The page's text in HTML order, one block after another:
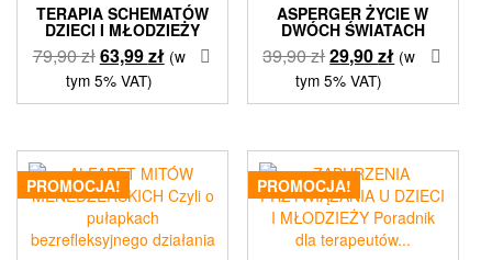
TERAPIA SCHEMATÓW
DZIECI I MŁODZIEŻY
79,90złPierwotna
cena
wynosiła:
63,99złAktualna
wynosi:
(w
tym 5% VAT)
ASPERGER ŻYCIE W
DWÓCH ŚWIATACH
39,90złPierwotna
cena
wynosiła:
29,90złAktualna
wynosi:
(w
tym 5% VAT)
PROMOCJA! PROMOCJA!